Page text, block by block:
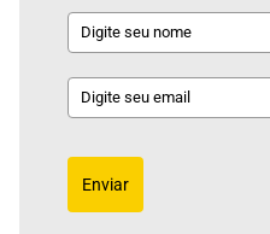
Enviar